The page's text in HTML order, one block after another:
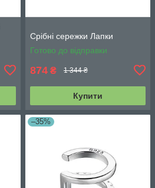
Срібні сережки Лапки
Готово до відправки
874 ₴ 1 344 ₴
Купити
–35%